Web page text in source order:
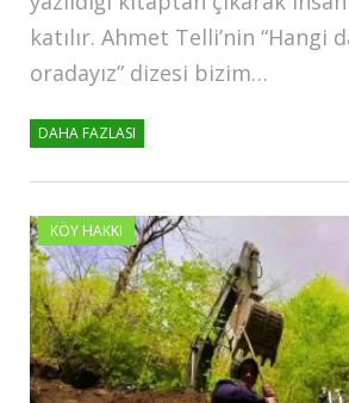
katılır. Ahmet Telli’nin “Hangi
oradayız” dizesi bizim…
DAHA FAZLASI
KÖY HAKKI